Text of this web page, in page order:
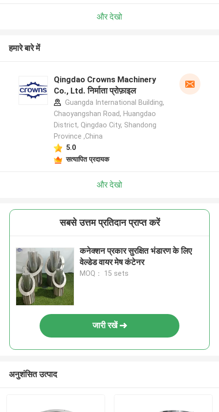
और देखो
हमारे बारे में
Qingdao Crowns Machinery
Co., Ltd. निर्माता प्रोफ़ाइल
Guangda International Building,
Chaoyangshan Road, Huangdao
District, Qingdao City, Shandong
Province ,China
5.0
सत्यापित प्रदायक
और देखो
सबसे उत्तम प्रतिदान प्राप्त करें
कनेक्शन प्रकार सुरक्षित भंडारण के लिए
वेल्डेड वायर मेष कंटेनर
MOQ： 15 sets
जारी रखें
अनुशंसित उत्पाद